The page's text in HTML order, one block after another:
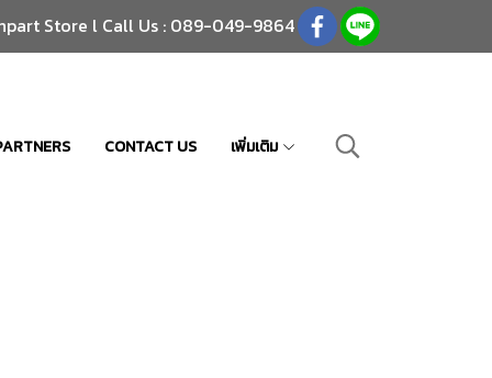
Store l Call Us : 089-049-9864
CONTACT US เพิ่มเติม